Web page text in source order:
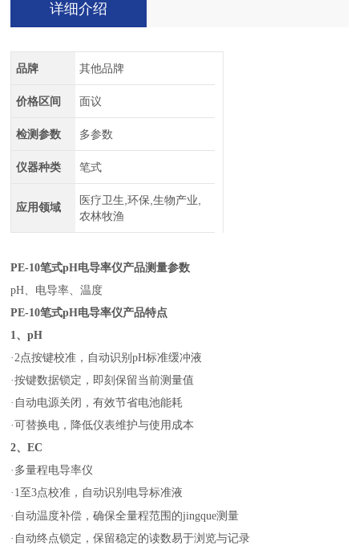
详细介绍
品牌 其他品牌
价格区间 面议
检测参数 多参数
仪器种类 笔式
应用领域
医疗卫生,环保,生物产业,
农林牧渔
PE-10笔式pH电导率仪产品测量参数
pH、电导率、温度
PE-10笔式pH电导率仪产品特点
1、pH
·2点按键校准，自动识别pH标准缓冲液
·按键数据锁定，即刻保留当前测量值
·自动电源关闭，有效节省电池能耗
·可替换电，降低仪表维护与使用成本
2、EC
·多量程电导率仪
·1至3点校准，自动识别电导标准液
·自动温度补偿，确保全量程范围的jingque测量
·自动终点锁定，保留稳定的读数易于浏览与记录